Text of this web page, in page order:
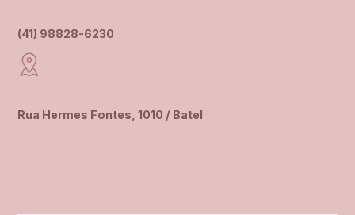
(41) 98828-6230
Rua Hermes Fontes, 1010 / Batel